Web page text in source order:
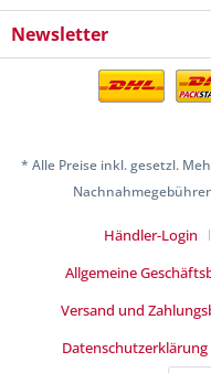
Newsletter
* Alle Preise inkl. gesetzl.
Händler-Login
Allgemeine
Versand und
Datenschutzerklärung